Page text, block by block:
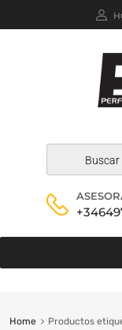
Home Productos